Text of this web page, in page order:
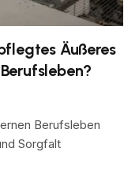
Äußeres
Berufsleben
Sorgfalt